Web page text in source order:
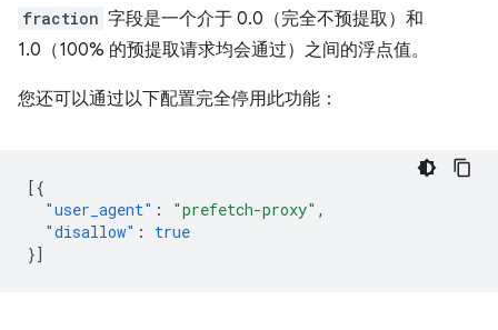
fraction 字段是一个介于 0.0（完全不预提取）和
1.0（100% 的预提取请求均会通过）之间的浮点值。
您还可以通过以下配置完全停用此功能：
[{
"user_agent" : "prefetch-proxy" ,
"disallow" :
true
}]